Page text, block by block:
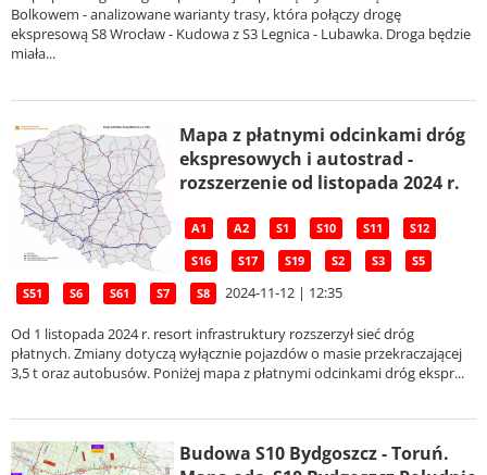
Bolkowem - analizowane warianty trasy, która połączy drogę
ekspresową S8 Wrocław - Kudowa z S3 Legnica - Lubawka. Droga będzie
miała...
Mapa z płatnymi odcinkami dróg
ekspresowych i autostrad -
rozszerzenie od listopada 2024 r.
A1 A2 S1 S10 S11 S12
S16 S17 S19 S2 S3 S5
S51 S6 S61 S7 S8 2024-11-12 | 12:35
Od 1 listopada 2024 r. resort infrastruktury rozszerzył sieć dróg
płatnych. Zmiany dotyczą wyłącznie pojazdów o masie przekraczającej
3,5 t oraz autobusów. Poniżej mapa z płatnymi odcinkami dróg ekspr...
Budowa S10 Bydgoszcz - Toruń.